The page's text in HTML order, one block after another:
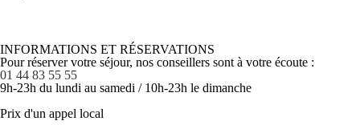
INFORMATIONS ET RÉSERVATIONS
Pour réserver votre séjour, nos conseillers sont à votre écoute :
01 44 83 55 55
9h-23h du lundi au samedi / 10h-23h le dimanche
Prix d'un appel local